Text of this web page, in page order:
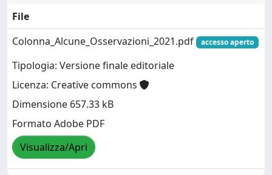
File
Colonna_Alcune_Osservazioni_2021.pdf
accesso aperto
Tipologia: Versione finale editoriale
Licenza: Creative commons
Dimensione 657.33 kB
Formato Adobe PDF
Visualizza/Apri